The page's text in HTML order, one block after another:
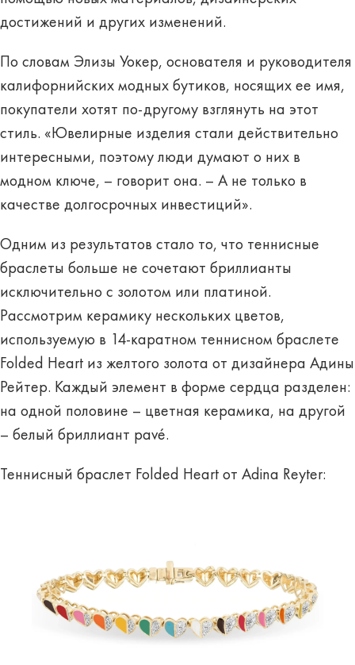
достижений и других изменений.
По словам Элизы Уокер, основателя и руководителя
калифорнийских модных бутиков, носящих ее имя,
покупатели хотят по-другому взглянуть на этот
стиль. «Ювелирные изделия стали действительно
интересными, поэтому люди думают о них в
модном ключе, – говорит она. – А не только в
качестве долгосрочных инвестиций».
Одним из результатов стало то, что теннисные
браслеты больше не сочетают бриллианты
исключительно с золотом или платиной.
Рассмотрим керамику нескольких цветов,
используемую в 14-каратном теннисном браслете
Folded Heart из желтого золота от дизайнера Адины
Рейтер. Каждый элемент в форме сердца разделен:
на одной половине – цветная керамика, на другой
– белый бриллиант pavé.
Теннисный браслет Folded Heart от Adina Reyter: